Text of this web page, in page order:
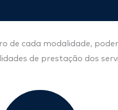
de cada modalidade,
de prestação dos